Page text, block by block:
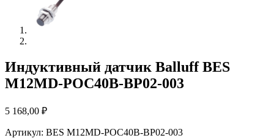
Индуктивный датчик Balluff BES
M12MD-POC40B-BP02-003
5 168,00 ₽
Артикул: BES M12MD-POC40B-BP02-003